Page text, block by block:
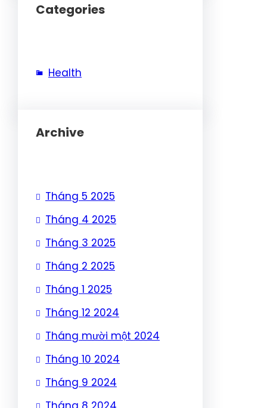
Categories
Health
Archive
Tháng 5 2025
Tháng 4 2025
Tháng 3 2025
Tháng 2 2025
Tháng 1 2025
Tháng 12 2024
Tháng mười một 2024
Tháng 10 2024
Tháng 9 2024